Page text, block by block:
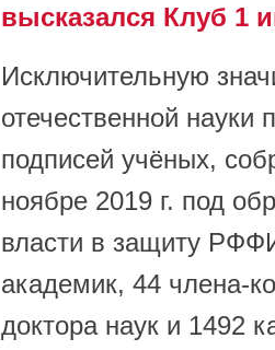
высказался Клуб 1
Исключительную
отечественной науки
подписей учёных,
ноябре 2019 г. под
власти в защиту
академик, 44 члена-
доктора наук и 1492